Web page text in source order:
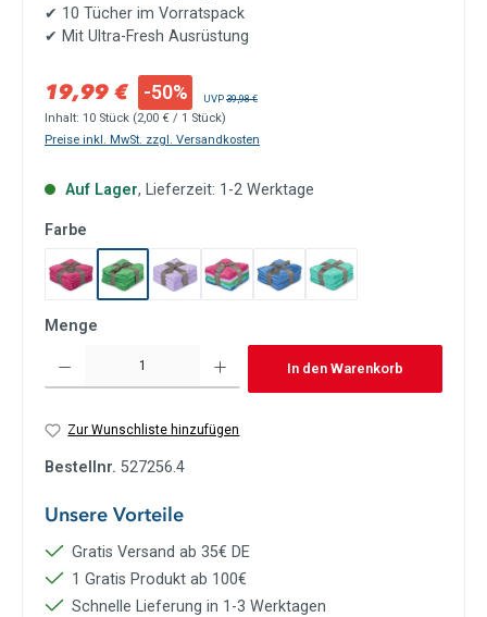
✔ 10 Tücher im Vorratspack
✔ Mit Ultra-Fresh Ausrüstung
Verkaufspreis:
19,99 € -50% Regulärer Preis:
UVP39,98 €
Inhalt: 10 Stück (2,00 € / 1 Stück)
Preise inkl. MwSt. zzgl. Versandkosten
Auf Lager, Lieferzeit: 1-2 Werktage
Farbe
Beere Grün LavendelRainbowTaubenblau
Türkis
Menge
Produkt Anzahl: Gib den gewünschten Wert ein oder benutze die Schaltflächen um die
In den Warenkorb
Zur Wunschliste hinzufügen
Bestellnr. 527256.4
Unsere Vorteile
Gratis Versand ab 35€ DE
1 Gratis Produkt ab 100€
Schnelle Lieferung in 1-3 Werktagen